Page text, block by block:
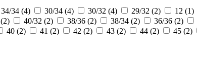
34/34 (4) 30/34 (4) 30/32 (4) 29/32 (2) 12 (1)
(2) 40/32 (2) 38/36 (2) 38/34 (2) 36/36 (2)
40 (2) 41 (2) 42 (2) 43 (2) 44 (2) 45 (2)